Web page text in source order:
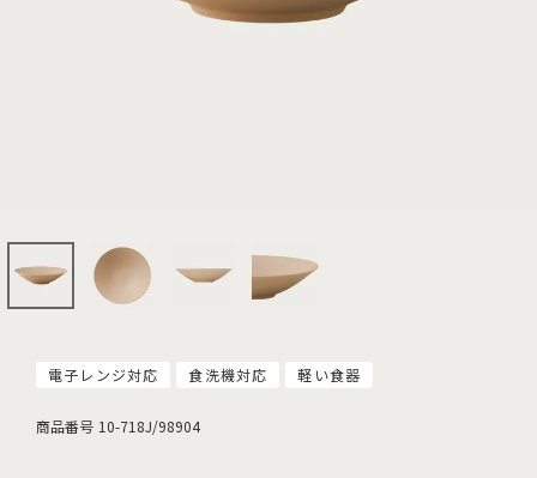
電子レンジ対応 食洗機対応 軽い食器
商品番号 10-718J/98904